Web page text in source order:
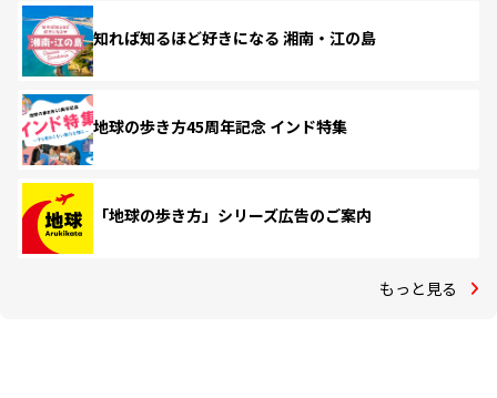
知れば知るほど好きになる 湘南・江の島
地球の歩き方45周年記念 インド特集
「地球の歩き方」シリーズ広告のご案内
もっと見る